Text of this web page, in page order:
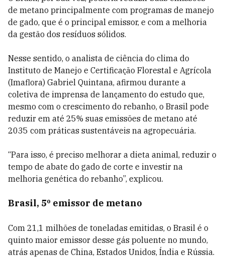
de metano principalmente com programas de manejo
de gado, que é o principal emissor, e com a melhoria
da gestão dos resíduos sólidos.
Nesse sentido, o analista de ciência do clima do
Instituto de Manejo e Certificação Florestal e Agrícola
(Imaflora) Gabriel Quintana, afirmou durante a
coletiva de imprensa de lançamento do estudo que,
mesmo com o crescimento do rebanho, o Brasil pode
reduzir em até 25% suas emissões de metano até
2035 com práticas sustentáveis na agropecuária.
“Para isso, é preciso melhorar a dieta animal, reduzir o
tempo de abate do gado de corte e investir na
melhoria genética do rebanho”, explicou.
Brasil, 5º emissor de metano
Com 21,1 milhões de toneladas emitidas, o Brasil é o
quinto maior emissor desse gás poluente no mundo,
atrás apenas de China, Estados Unidos, Índia e Rússia.